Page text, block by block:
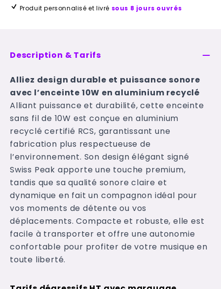
Produit personnalisé et livré sous 8 jours ouvrés
Description & Tarifs
Alliez design durable et puissance sonore
avec l’enceinte 10W en aluminium recyclé
Alliant puissance et durabilité, cette enceinte
sans fil de 10W est conçue en aluminium
recyclé certifié RCS, garantissant une
fabrication plus respectueuse de
l’environnement. Son design élégant signé
Swiss Peak apporte une touche premium,
tandis que sa qualité sonore claire et
dynamique en fait un compagnon idéal pour
vos moments de détente ou vos
déplacements. Compacte et robuste, elle est
facile à transporter et offre une autonomie
confortable pour profiter de votre musique en
toute liberté.